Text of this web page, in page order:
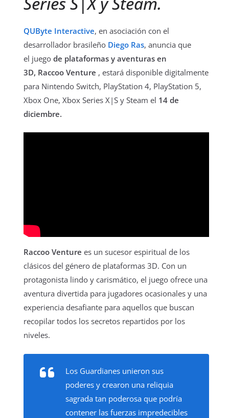
QUByte Interactive, en asociación con el
desarrollador brasileño Diego Ras, anuncia que
el juego de plataformas y aventuras en
3D, Raccoo Venture , estará disponible digitalmente
para Nintendo Switch, PlayStation 4, PlayStation 5,
Xbox One, Xbox Series X|S y Steam el 14 de
diciembre.
Raccoo Venture es un sucesor espiritual de los
clásicos del género de plataformas 3D. Con un
protagonista lindo y carismático, el juego ofrece una
aventura divertida para jugadores ocasionales y una
experiencia desafiante para aquellos que buscan
recopilar todos los secretos repartidos por los
niveles.
Los Guardianes unieron sus
poderes y crearon una reliquia
sagrada tan poderosa que podría
contener las fuerzas impredecibles